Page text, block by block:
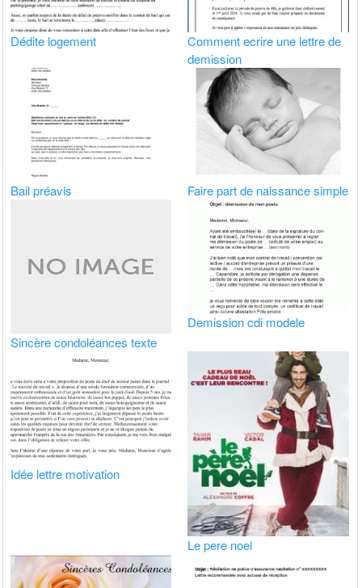
Dédite logement
Comment ecrire une lettre de
demission
Bail préavis Faire part de naissance simple
Sincère condoléances texte
Demission cdi modele
Idée lettre motivation
Le pere noel